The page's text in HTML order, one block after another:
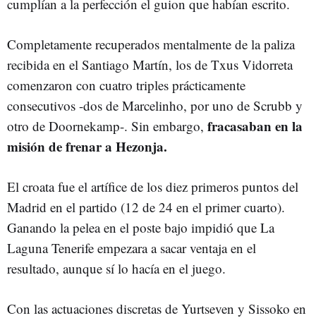
cumplían a la perfección el guion que habían escrito.
Completamente recuperados mentalmente de la paliza
recibida en el Santiago Martín, los de Txus Vidorreta
comenzaron con cuatro triples prácticamente
consecutivos -dos de Marcelinho, por uno de Scrubb y
otro de Doornekamp-. Sin embargo, fracasaban en la
misión de frenar a Hezonja.
El croata fue el artífice de los diez primeros puntos del
Madrid en el partido (12 de 24 en el primer cuarto).
Ganando la pelea en el poste bajo impidió que La
Laguna Tenerife empezara a sacar ventaja en el
resultado, aunque sí lo hacía en el juego.
Con las actuaciones discretas de Yurtseven y Sissoko en